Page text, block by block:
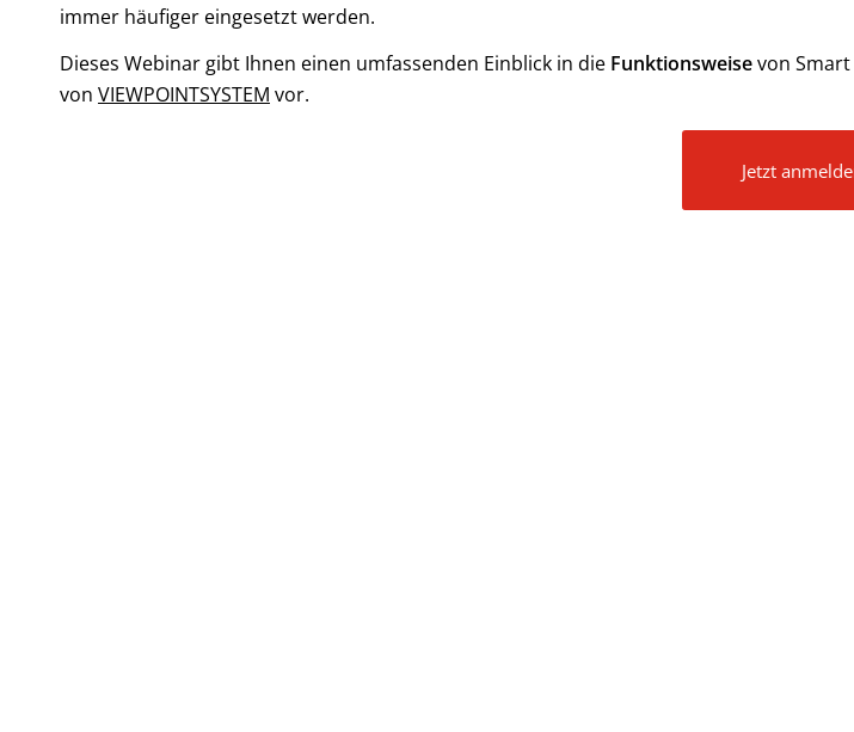
immer häufiger eingesetzt werden.
Dieses Webinar gibt Ihnen einen umfassenden Einblick in die Funktionsweisevon
von VIEWPOINTSYSTEM vor.
Jetzt